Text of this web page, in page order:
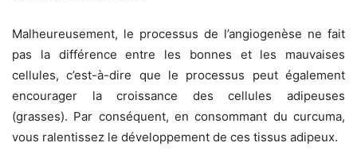
Malheureusement, le processus de l’angiogenèse ne fait
pas la différence entre les bonnes et les mauvaises
cellules, c’est-à-dire que le processus peut également
encourager la croissance des cellules adipeuses
(grasses). Par conséquent, en consommant du curcuma,
vous ralentissez le développement de ces tissus adipeux.